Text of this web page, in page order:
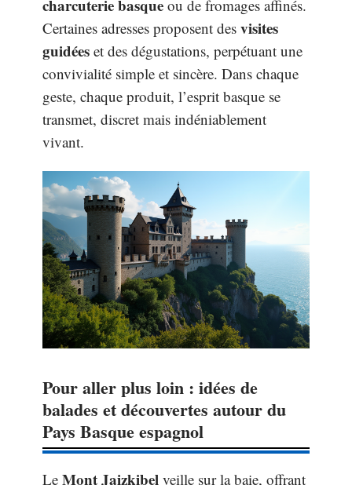
charcuterie basque ou de fromages affinés.
Certaines adresses proposent des visites
guidées et des dégustations, perpétuant une
convivialité simple et sincère. Dans chaque
geste, chaque produit, l’esprit basque se
transmet, discret mais indéniablement
vivant.
Pour aller plus loin : idées de
balades et découvertes autour du
Pays Basque espagnol
Le Mont Jaizkibel veille sur la baie, offrant